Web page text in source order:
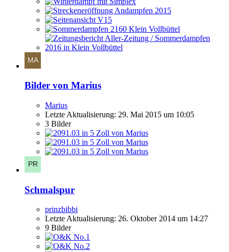
Bilder von Marius
Marius
Letzte Aktualisierung: 29. Mai 2015 um 10:05
3 Bilder
Schmalspur
prinzbibbi
Letzte Aktualisierung: 26. Oktober 2014 um 14:27
9 Bilder